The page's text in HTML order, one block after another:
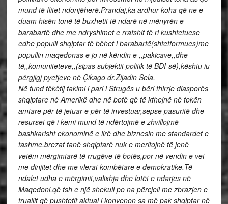
mund të flitet ndonjëherë.Prandaj,ka ardhur koha që ne e
duam hisën tonë të buxhetit të ndarë në mënyrën e
barabartë dhe me ndryshimet e rrafshit të ri kushtetuese
edhe populli shqiptar të bëhet i barabartë(shtetformues)me
popullin maqedonas e jo në këndin e ,,pakicave,,dhe
të,,komuniteteve,,(sipas subjektit politik të BDI-së),kështu iu
përgjigj pyetjeve në Çikago dr.Zijadin Sela.
Në fund tëkëtij takimi i pari i Strugës u bëri thirrje diasporës
shqiptare në Amerikë dhe në botë që të kthejnë në tokën
amtare për të jetuar e për të investuar,sepse pasuritë dhe
resurset që i kemi mund të ndërtojmë e zhvillojmë
bashkarisht ekonominë e lirë dhe biznesin me standardet e
tashme,brezat tanë shqiptarë nuk e meritojnë të jenë
vetëm mërgimtarë të rrugëve të botës,por në vendin e vet
me dinjitet dhe me vlerat kombëtare e demokratike.Të
ndalet udha e mërgimit,valixhja dhe lotët e ndarjes në
Maqedoni,që tsh e një shekull po na përcjell me zbrazjen e
truallit që pushtetit aktual i konvenon sa më pak shqiptar në